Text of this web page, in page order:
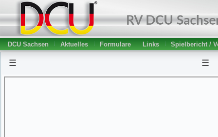
DCU Sachsen Aktuelles Formulare Links Spielbericht /
☰ ☰